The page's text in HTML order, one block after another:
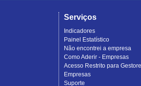
Serviços
Indicadores
Painel Estatístico
Não encontrei a empresa
Como Aderir - Empresas
Acesso Restrito para
Empresas
Suporte